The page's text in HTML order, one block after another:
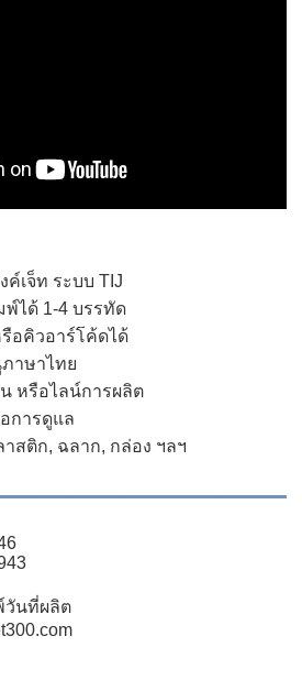
ค์เจ็ท ระบบ TIJ
พ์ได้ 1-4 บรรทัด
อคิวอาร์โค้ดได้
ภาษาไทย
หรือไลน์การผลิต
การดูแล
สติก, ฉลาก, กล่อง ฯลฯ
วันที่ผลิต